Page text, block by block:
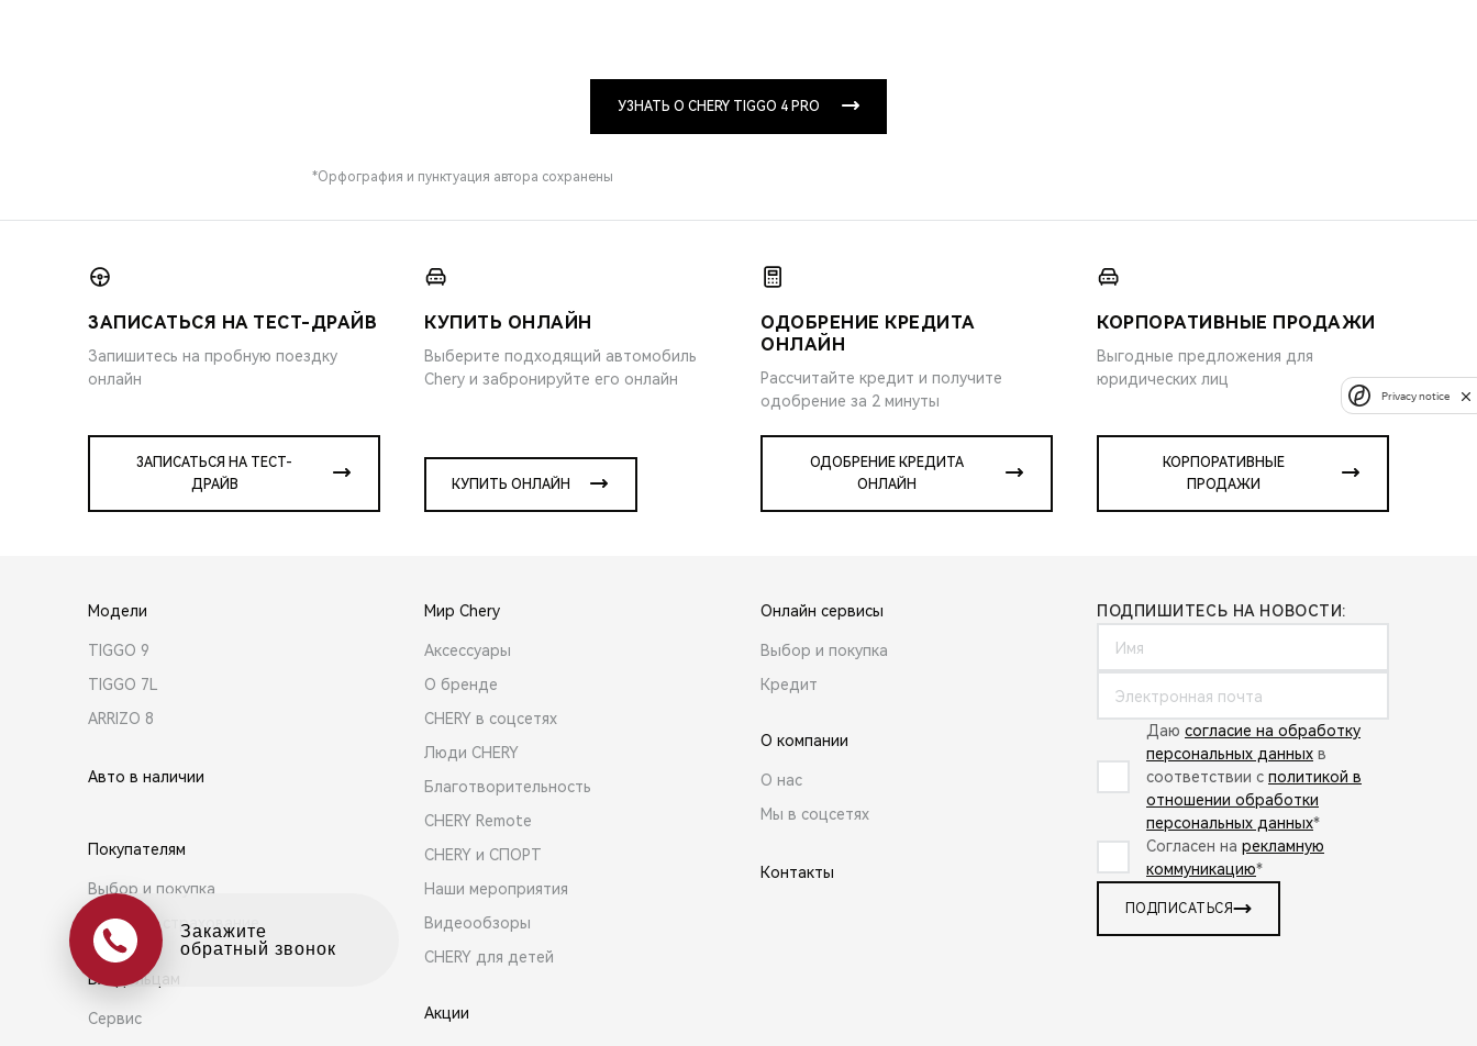
УЗНАТЬ О CHERY TIGGO 4 PRO
*Орфография и пунктуация автора сохранены
ЗАПИСАТЬСЯ НА ТЕСТ-ДРАЙВ
Запишитесь на пробную поездку
онлайн
ЗАПИСАТЬСЯ НА ТЕСТ-
ДРАЙВ
КУПИТЬ ОНЛАЙН
Выберите подходящий автомобиль
Chery и забронируйте его онлайн
КУПИТЬ ОНЛАЙН
ОДОБРЕНИЕ КРЕДИТА
ОНЛАЙН
Рассчитайте кредит и получите
одобрение за 2 минуты
ОДОБРЕНИЕ КРЕДИТА
ОНЛАЙН
КОРПОРАТИВНЫЕ ПРОДАЖИ
Выгодные предложения для
юридических лиц
КОРПОРАТИВНЫЕ
ПРОДАЖИ
Модели
TIGGO 9
TIGGO 7L
ARRIZO 8
Авто в наличии
Покупателям
Выбор и покупка
Кредит и страхование
Владельцам
Сервис
Мир Chery
Аксессуары
О бренде
CHERY в соцсетях
Люди CHERY
Благотворительность
CHERY Remote
CHERY и СПОРТ
Наши мероприятия
Видеообзоры
CHERY для детей
Акции
Онлайн сервисы
Выбор и покупка
Кредит
О компании
О нас
Мы в соцсетях
Контакты
ПОДПИШИТЕСЬ НА НОВОСТИ:
Даю согласие на обработку
персональных данных в
соответствии с политикой в
отношении обработки
персональных данных*
Согласен на рекламную
коммуникацию*
ПОДПИСАТЬСЯ
Оцените свой авто
в обмен на новый
Privacy notice